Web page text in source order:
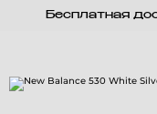
Бесплатная